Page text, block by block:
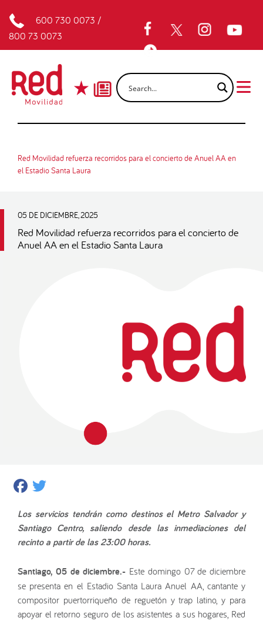
600 730 0073 /
800 73 0073
Red Movilidad refuerza recorridos para el concierto de Anuel AA en
el Estadio Santa Laura
05 DE DICIEMBRE, 2025
Red Movilidad refuerza recorridos para el concierto de
Anuel AA en el Estadio Santa Laura
Facebook
Los servicios tendrán como destinos el Metro Salvador y
Santiago Centro, saliendo desde las inmediaciones del
recinto a partir de las 23:00 horas.
Santiago, 05 de diciembre.- Este domingo 07 de diciembre
se presenta en el Estadio Santa Laura Anuel AA, cantante y
compositor puertorriqueño de reguetón y trap latino, y para
apoyar el retorno seguro de los asistentes a sus hogares, Red